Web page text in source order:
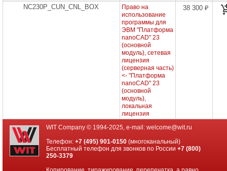
BIM
Вентиляция
nanoCAD
BIM
NC230P_CUN_CNL_BOX
Право на
использование
программы для
ЭВМ "Платформа
nanoCAD" 23
(основной
модуль), сетевая
лицензия
(серверная часть)
<- "Платформа
nanoCAD" 23
(основной
модуль),
локальная
лицензия
38 300 ₽
WIT Company © 1994-2025, e-mail: welcome@wit.ru
Телефон:+7 (495) 901-0150 (многоканальный)
Бесплатный телефон для звонков по России+7 (800)
250-3379